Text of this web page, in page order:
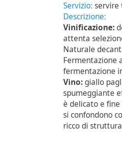
Servizio: servire
Descrizione:
Vinificazione:
attenta
Naturale
Fermentazione
fermentazione
Vino: giallo
spumeggiante
è delicato e fine
si confondono
ricco di